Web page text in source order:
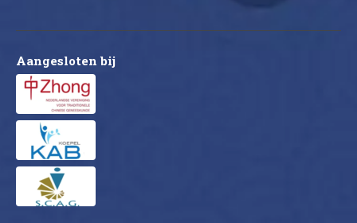
Aangesloten bij